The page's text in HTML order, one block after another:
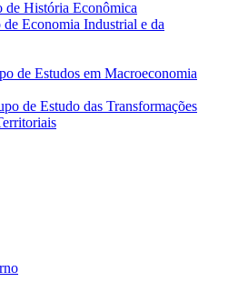
História Econômica
Economia Industrial e da
de Estudos em Macroeconomia
de Estudo das Transformações